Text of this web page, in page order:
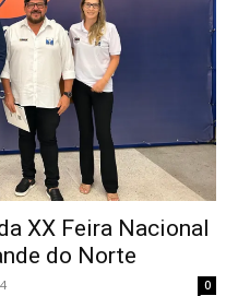
XX Feira Nacional
do Norte
0